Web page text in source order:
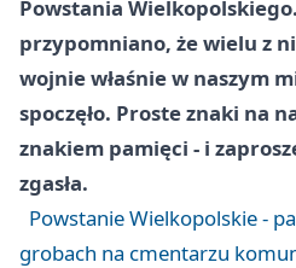
Powstania
przypomniano, że wielu z
wojnie właśnie w naszym
spoczęło. Proste znaki na
znakiem pamięci - i
zgasła.
Powstanie Wielkopolskie -
grobach na cmentarzu